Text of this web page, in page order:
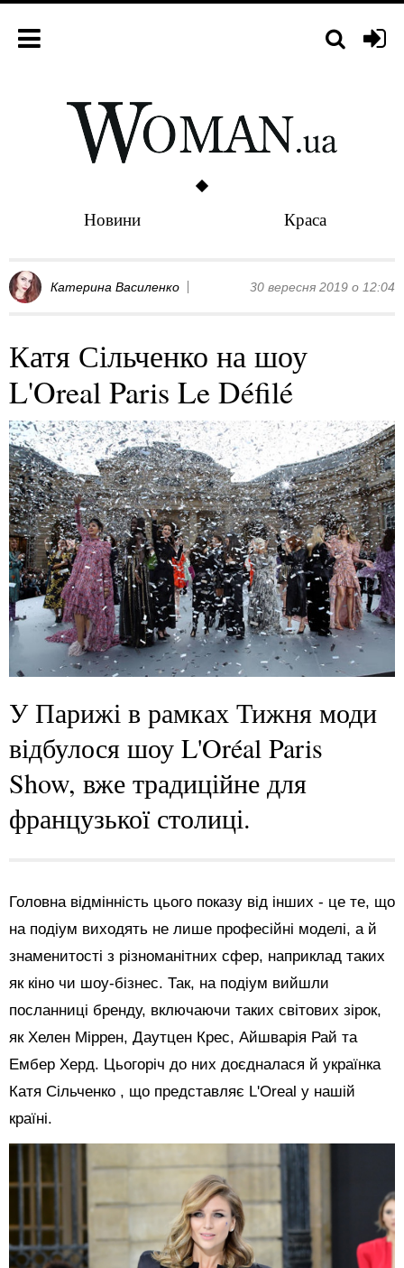
Новини Краса
Катерина Василенко 30 вересня 2019 о 12:04
Катя Сільченко на шоу
L'Oreal Paris Le Défilé
У Парижі в рамках Тижня моди
відбулося шоу L'Oréal Paris
Show, вже традиційне для
французької столиці.
Головна відмінність цього показу від інших - це те, що
на подіум виходять не лише професійні моделі, а й
знаменитості з різноманітних сфер, наприклад таких
як кіно чи шоу-бізнес. Так, на подіум вийшли
посланниці бренду, включаючи таких світових зірок,
як Хелен Міррен, Даутцен Крес, Айшварія Рай та
Ембер Херд. Цьогоріч до них доєдналася й українка
Катя Сільченко , що представляє L'Oreal у нашій
країні.